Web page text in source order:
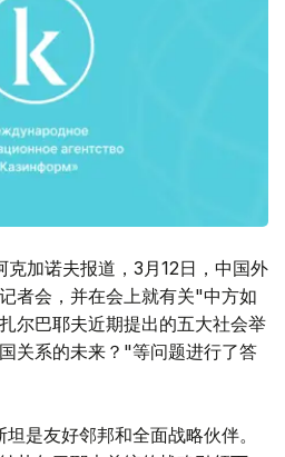
克加诺夫报道，3月12日，中国外
者会，并在会上就有关"中方如
尔巴耶夫近期提出的五大社会举
关系的未来？"等问题进行了答
是友好邻邦和全面战略伙伴。